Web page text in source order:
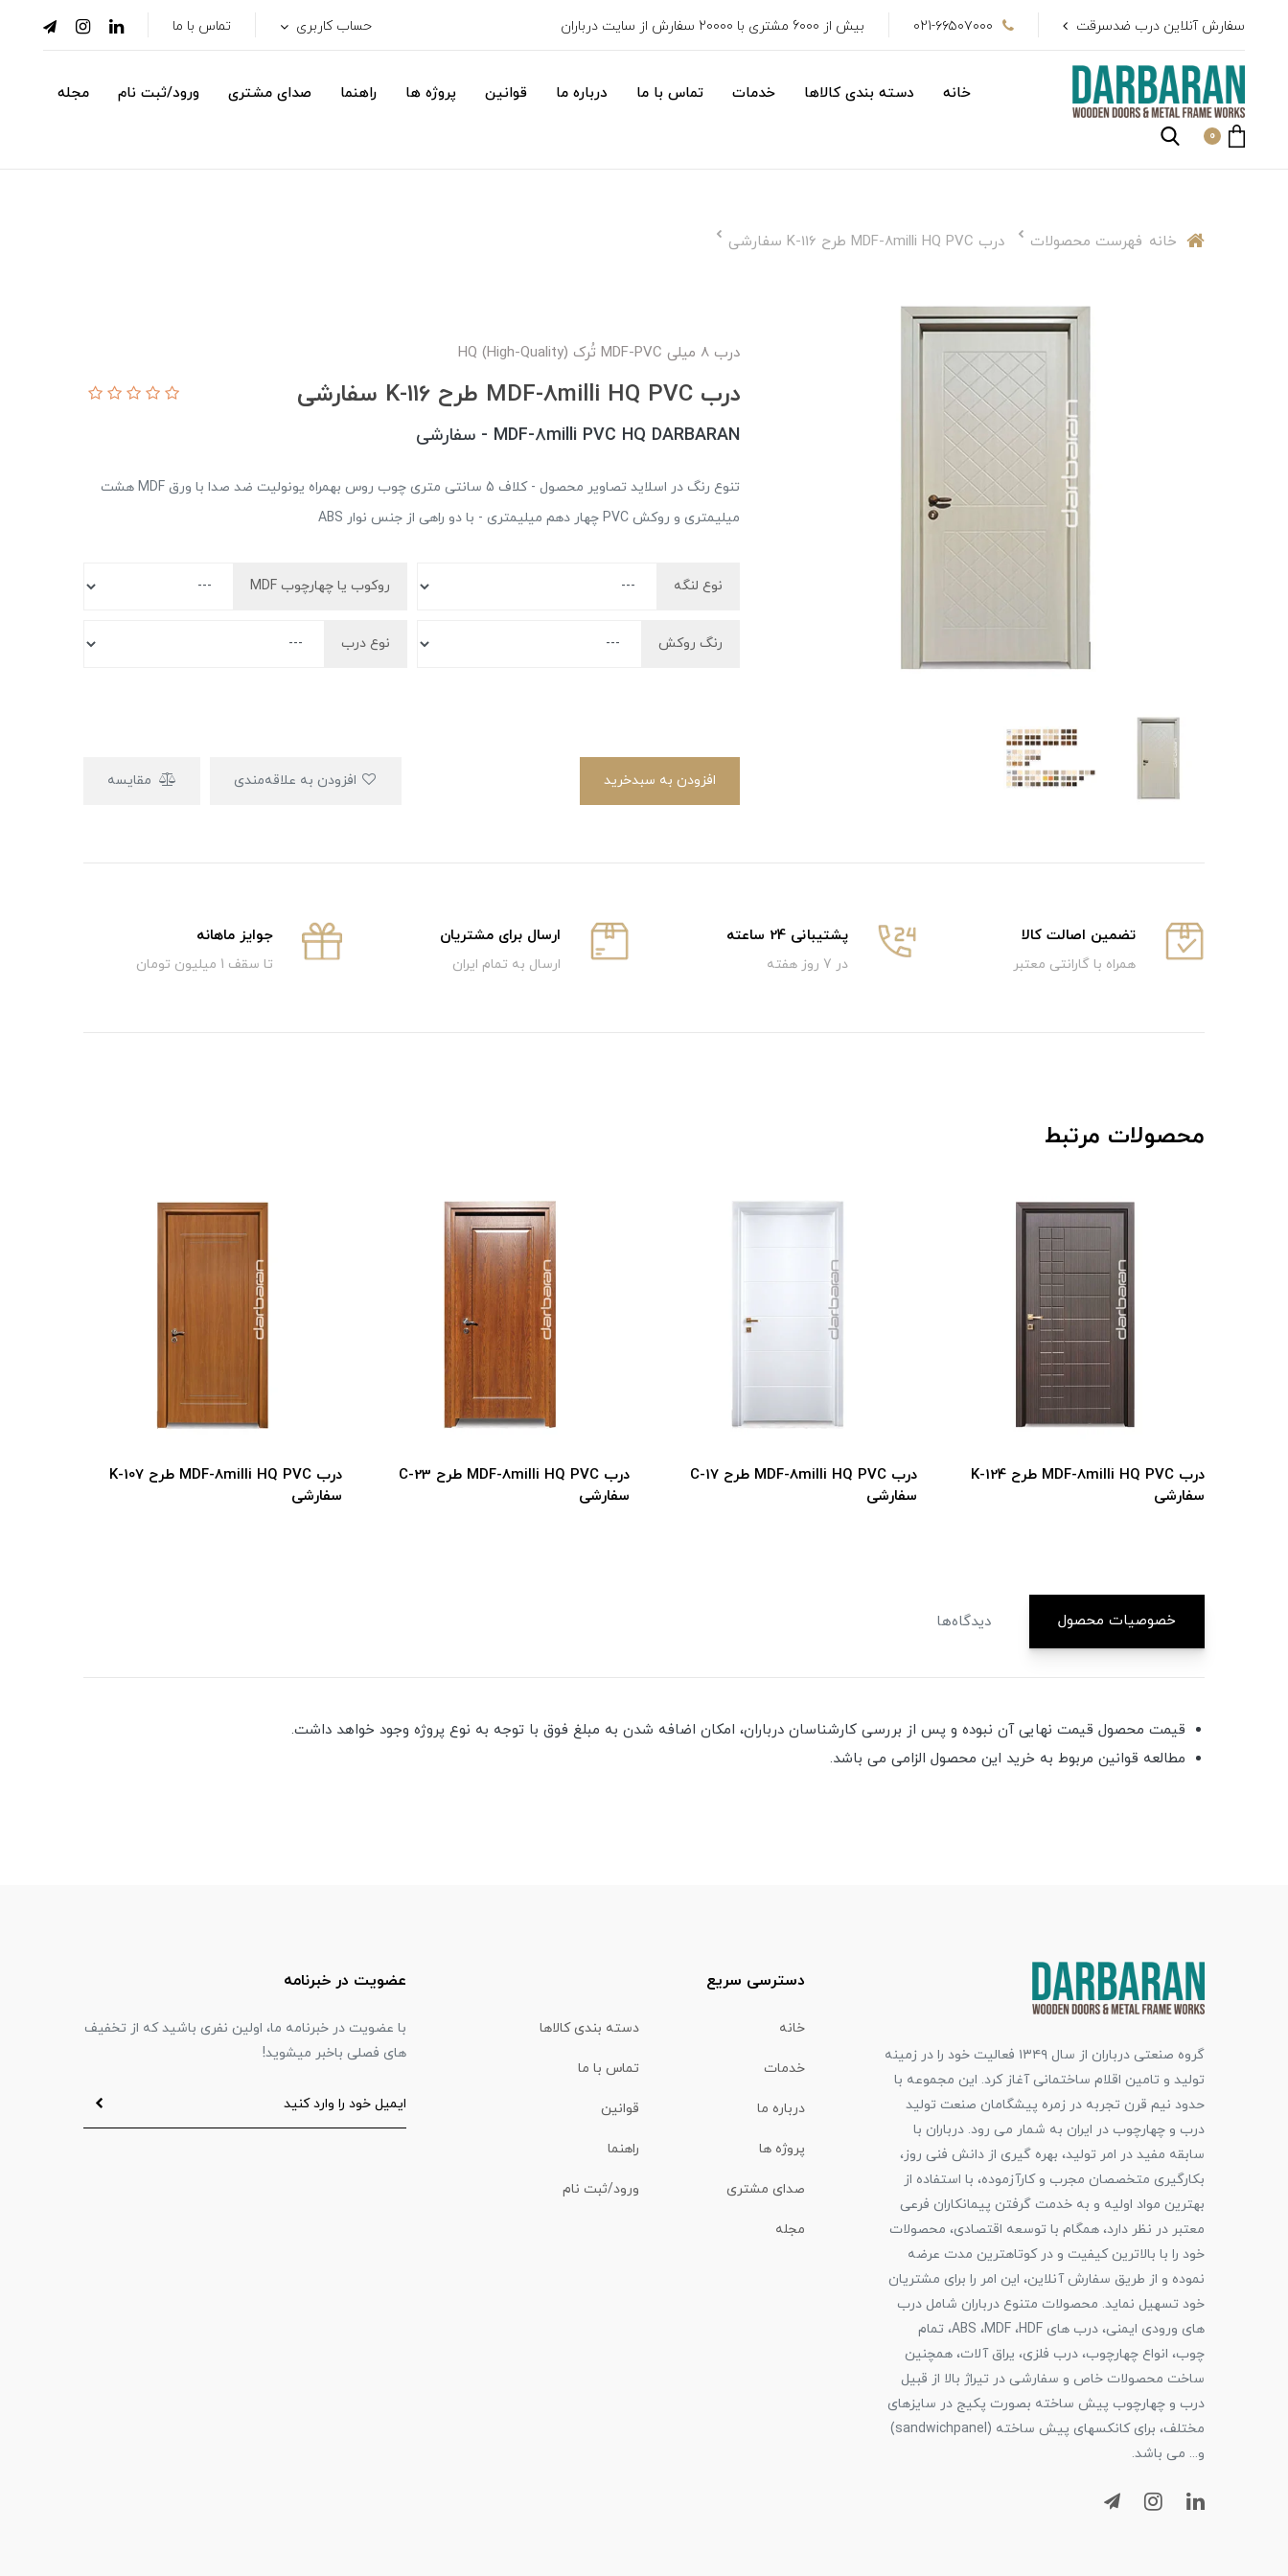
سفارش آنلاین درب ضدسرقت 021-۶۶۵۰۷۰۰۰ بیش از 6000 مشتری با 20000 سفارش از سایت درباران حساب کاربری تماس با ما
خانه دسته بندی کالاها خدمات تماس با ما درباره ما قوانین پروژه ها راهنما صدای مشتری ورود/ثبت نام مجله
0
خانه فهرست محصولات درب MDF-8milli HQ PVC طرح K-116 سفارشی
درب 8 میلی MDF-PVC تُرک HQ (High-Quality)
درب MDF-8milli HQ PVC طرح K-116 سفارشی
MDF-8milli PVC HQ DARBARAN - سفارشی
تنوع رنگ در اسلاید تصاویر محصول - کلاف 5 سانتی متری چوب روس بهمراه یونولیت ضد صدا با ورق MDF هشت
میلیمتری و روکش PVC چهار دهم میلیمتری - با دو راهی از جنس نوار ABS
نوع لنگه روکوب یا چهارچوب MDF
رنگ روکش نوع درب
افزودن به سبدخرید مقایسه
تضمین اصالت کالا
همراه با گارانتی معتبر
پشتیبانی 24 ساعته
در 7 روز هفته
ارسال برای مشتریان
ارسال به تمام ایران
جوایز ماهانه
تا سقف 1 میلیون تومان
محصولات مرتبط
درب MDF-8milli HQ PVC طرح K-124
سفارشی
درب MDF-8milli HQ PVC طرح C-17
سفارشی
درب MDF-8milli HQ PVC طرح C-23
سفارشی
درب MDF-8milli HQ PVC طرح K-107
سفارشی
خصوصیات محصول دیدگاه‌ها
قیمت محصول قیمت نهایی آن نبوده و پس از بررسی کارشناسان درباران، امکان اضافه شدن به مبلغ فوق با توجه به نوع پروژه وجود خواهد داشت.
مطالعه قوانین مربوط به خرید این محصول الزامی می باشد.
گروه صنعتی درباران از سال ۱۳۴۹ فعالیت خود را در زمینه
تولید و تامین اقلام ساختمانی آغاز کرد. این مجموعه با
حدود نیم قرن تجربه در زمره پیشگامان صنعت تولید
درب و چهارچوب در ایران به شمار می رود. درباران با
سابقه مفید در امر تولید، بهره گیری از دانش فنی روز،
بکارگیری متخصصان مجرب و کارآزموده، با استفاده از
بهترین مواد اولیه و به خدمت گرفتن پیمانکاران فرعی
معتبر در نظر دارد، همگام با توسعه اقتصادی، محصولات
خود را با بالاترین کیفیت و در کوتاهترین مدت عرضه
نموده و از طریق سفارش آنلاین، این امر را برای مشتریان
خود تسهیل نماید. محصولات متنوع درباران شامل درب
های ورودی ایمنی، درب های ABS ،MDF ،HDF، تمام
چوب، انواع چهارچوب، درب فلزی، یراق آلات، همچنین
ساخت محصولات خاص و سفارشی در تیراژ بالا از قبیل
درب و چهارچوب پیش ساخته بصورت پکیج در سایزهای
مختلف، برای کانکسهای پیش ساخته (sandwichpanel)
و... می باشد.
دسترسی سریع
خانه دسته بندی کالاها
خدمات تماس با ما
درباره ما قوانین
پروژه ها راهنما
صدای مشتری ورود/ثبت نام
مجله
عضویت در خبرنامه
با عضویت در خبرنامه ما، اولین نفری باشید که از تخفیف
های فصلی باخبر میشوید!